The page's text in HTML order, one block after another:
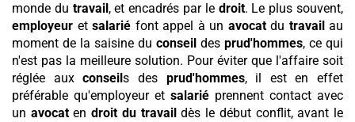
monde du travail , et encadrés par le droit. Le plus souvent,
employeur et salarié font appel à un avocatdu travail au
moment de la saisine du conseil des prud'hommes, ce qui
n'est pas la meilleure solution. Pour éviter que l'affaire soit
réglée auxconseils des prud'hommes, il est en effet
préférable qu'employeur et salarié prennent contact avec
un avocatendroit du travail dès le début conflit, avant le